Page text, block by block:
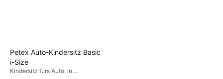
Petex Auto-Kindersitz Basic
i-Size
Kindersitz fürs Auto, In